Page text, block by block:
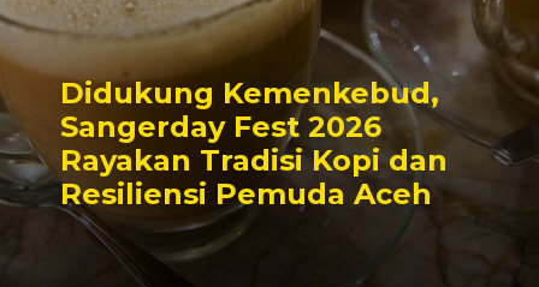
Didukung Kemenkebud,
Sangerday Fest 2026
Rayakan Tradisi Kopi dan
Resiliensi Pemuda Aceh